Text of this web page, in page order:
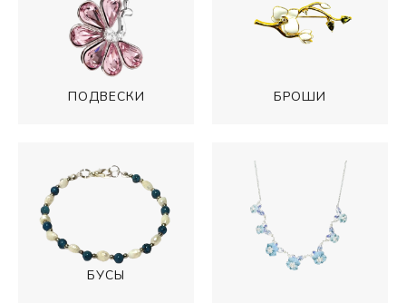
ПОДВЕСКИ БРОШИ
БУСЫ